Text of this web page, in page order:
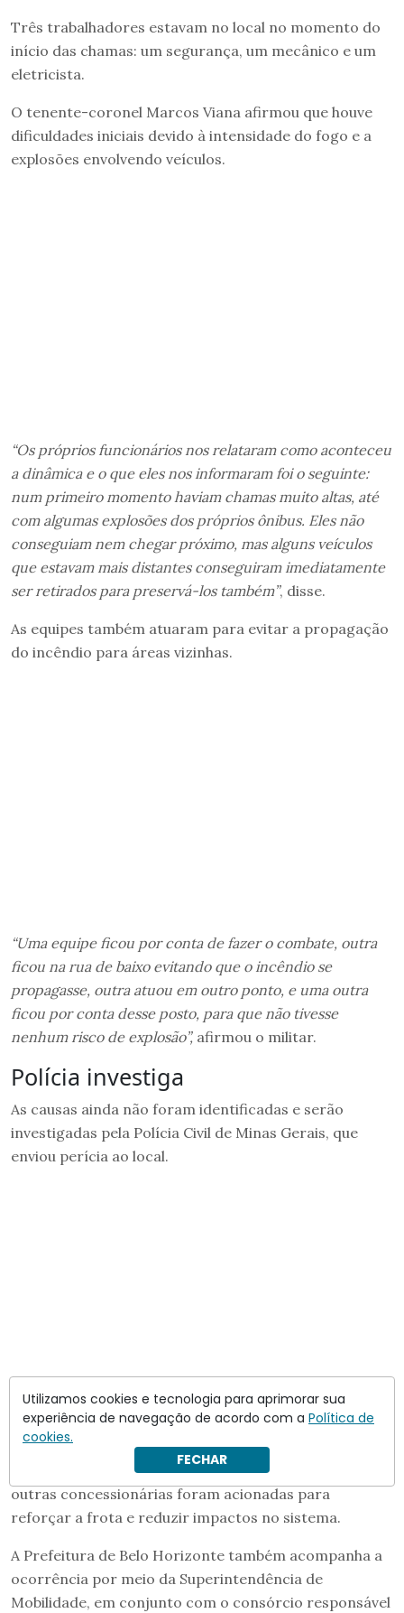
Três trabalhadores estavam no local no momento do
início das chamas: um segurança, um mecânico e um
eletricista.
O tenente-coronel Marcos Viana afirmou que houve
dificuldades iniciais devido à intensidade do fogo e a
explosões envolvendo veículos.
“Os próprios funcionários nos relataram como aconteceu
a dinâmica e o que eles nos informaram foi o seguinte:
num primeiro momento haviam chamas muito altas, até
com algumas explosões dos próprios ônibus. Eles não
conseguiam nem chegar próximo, mas alguns veículos
que estavam mais distantes conseguiram imediatamente
ser retirados para preservá-los também”, disse.
As equipes também atuaram para evitar a propagação
do incêndio para áreas vizinhas.
“Uma equipe ficou por conta de fazer o combate, outra
ficou na rua de baixo evitando que o incêndio se
propagasse, outra atuou em outro ponto, e uma outra
ficou por conta desse posto, para que não tivesse
nenhum risco de explosão”, afirmou o militar.
Polícia investiga
As causas ainda não foram identificadas e serão
investigadas pela Polícia Civil de Minas Gerais, que
enviou perícia ao local.
O Sindicato das Empresas de Transporte de
Passageiros de Belo Horizonte (SetraBH) informou que
outras concessionárias foram acionadas para
reforçar a frota e reduzir impactos no sistema.
A Prefeitura de Belo Horizonte também acompanha a
ocorrência por meio da Superintendência de
Mobilidade, em conjunto com o consórcio responsável
Utilizamos cookies e tecnologia para aprimorar sua
experiência de navegação de acordo com a Política de
cookies.
FECHAR